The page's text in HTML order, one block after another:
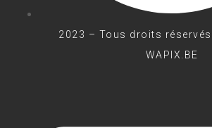
2023 – Tous droits
WAPIX.BE